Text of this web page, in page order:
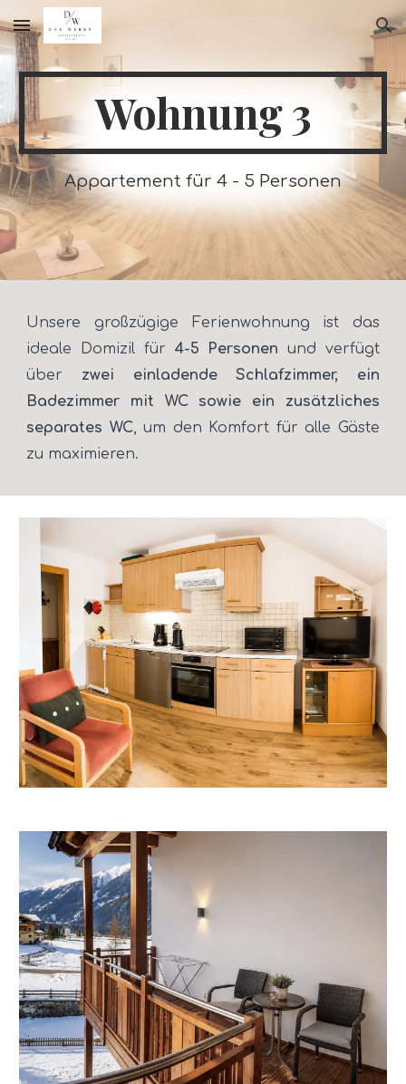
Skip to main content Skip to navigation
Wohnung 3
Appartement für 4 - 5 Personen
Unsere großzügige Ferienwohnung ist das
ideale Domizil für 4-5 Personen und verfügt
über zwei einladende Schlafzimmer, ein
Badezimmer mit WC sowie ein zusätzliches
separates WC, um den Komfort für alle Gäste
zu maximieren.